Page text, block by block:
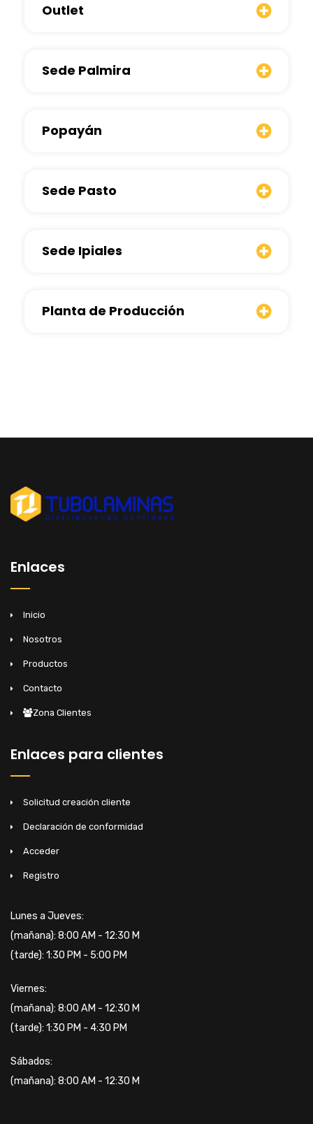
Outlet
Sede Palmira
Popayán
Sede Pasto
Sede Ipiales
Planta de Producción
Enlaces
Inicio
Nosotros
Productos
Contacto
Zona Clientes
Enlaces para clientes
Solicitud creación cliente
Declaración de conformidad
Acceder
Registro
Lunes a Jueves:
(mañana): 8:00 AM - 12:30 M
(tarde): 1:30 PM - 5:00 PM
Viernes:
(mañana): 8:00 AM - 12:30 M
(tarde): 1:30 PM - 4:30 PM
Sábados:
(mañana): 8:00 AM - 12:30 M